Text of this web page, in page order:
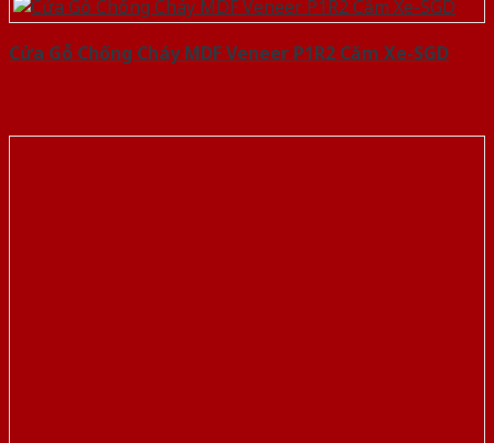
Cửa Gỗ Chống Cháy MDF Veneer P1R2 Căm Xe-SGD